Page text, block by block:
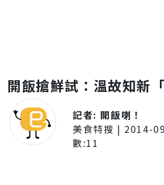
開飯搶鮮試：溫故知新「
記者: 開飯喇！
美食特搜 | 2014-
數:11